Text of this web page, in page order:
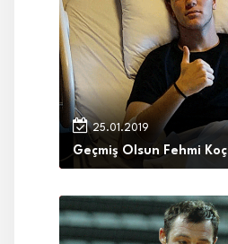
25.01.2019
Geçmiş Olsun Fehmi Koç